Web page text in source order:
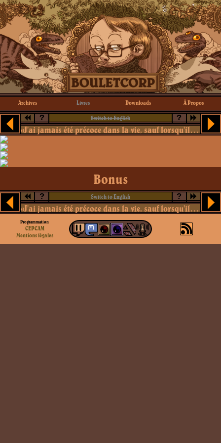
Archives Livres Downloads À Propos
? Switch to English ?
«J'ai jamais été précoce dans la vie, sauf lorsqu'il s'est agi de devenir un vieux con.»
Bonus
? Switch to English ?
«J'ai jamais été précoce dans la vie, sauf lorsqu'il s'est agi de devenir un vieux con.»
Programmation
CEPCAM
Mentions légales